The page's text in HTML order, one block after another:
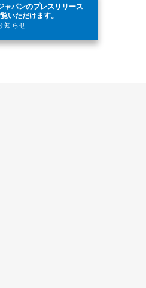
ャパンのプレスリリース
いただけます。
知らせ